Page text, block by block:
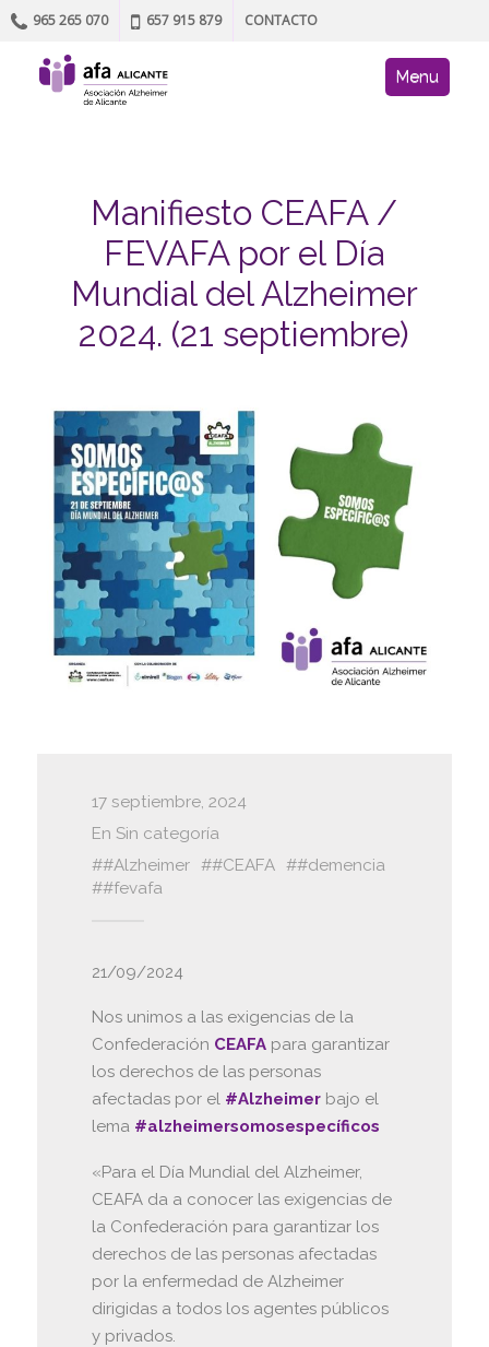
965 265 070 657 915 879 CONTACTO
AFA site
Skip to content
Menu
Manifiesto CEAFA /
FEVAFA por el Día
Mundial del Alzheimer
2024. (21 septiembre)
17 septiembre, 2024
En Sin categoría
#Alzheimer
#CEAFA
#demencia
#fevafa
21/09/2024
Nos unimos a las exigencias de la
Confederación CEAFApara garantizar
los derechos de las personas
afectadas por el #Alzheimerbajo el
lema #alzheimersomosespecíficos
«Para el Día Mundial del Alzheimer,
CEAFA da a conocer las exigencias de
la Confederación para garantizar los
derechos de las personas afectadas
por la enfermedad de Alzheimer
dirigidas a todos los agentes públicos
y privados.